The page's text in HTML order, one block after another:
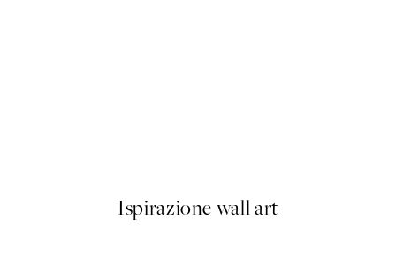
Ispirazione wall art